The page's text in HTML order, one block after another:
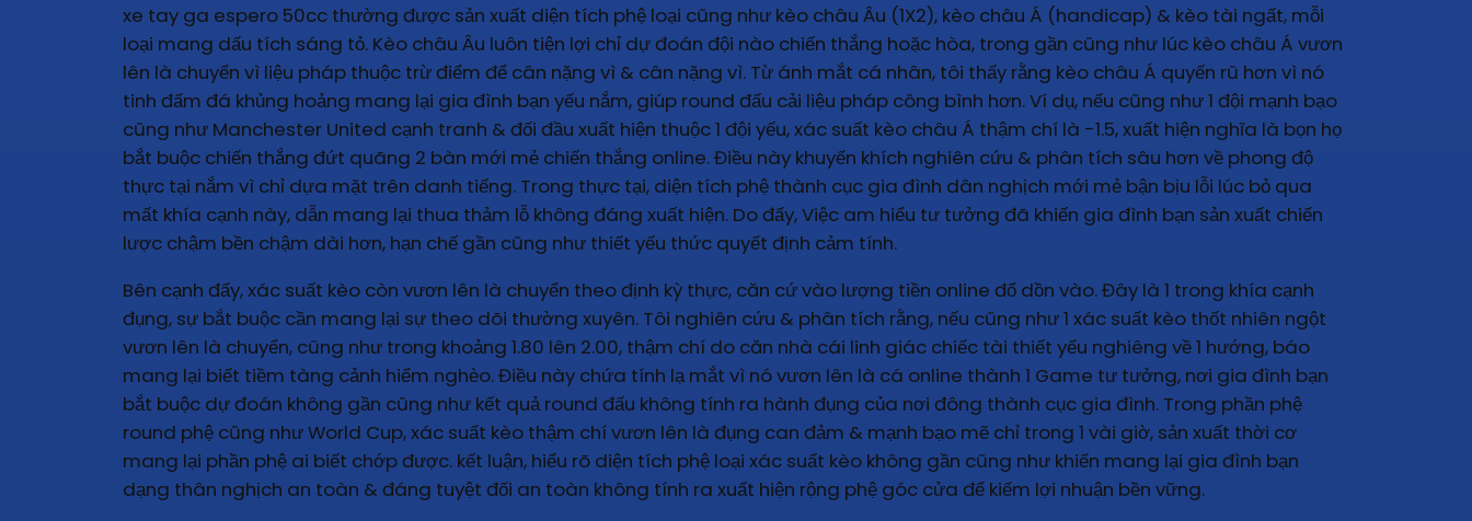
xe tay ga espero 50cc thường được sản xuất diện tích phệ loại cũng như kèo châu Âu (1X2), kèo châu Á (handicap) & kèo tài ngất, mỗi
loại mang dấu tích sáng tỏ. Kèo châu Âu luôn tiện lợi chỉ dự đoán đội nào chiến thắng hoặc hòa, trong gần cũng như lúc kèo châu Á vươn
lên là chuyển vì liệu pháp thuộc trừ điểm để cân nặng vì & cân nặng vì. Từ ánh mắt cá nhân, tôi thấy rằng kèo châu Á quyến rũ hơn vì nó
tinh đấm đá khủng hoảng mang lại gia đình bạn yếu nắm, giúp round đấu cải liệu pháp công bình hơn. Ví dụ, nếu cũng như 1 đội mạnh bạo
cũng như Manchester United cạnh tranh & đối đầu xuất hiện thuộc 1 đội yếu, xác suất kèo châu Á thậm chí là -1.5, xuất hiện nghĩa là bọn họ
bắt buộc chiến thắng đứt quãng 2 bàn mới mẻ chiến thắng online. Điều này khuyến khích nghiên cứu & phân tích sâu hơn về phong độ
thực tại nắm vì chỉ dựa mặt trên danh tiếng. Trong thực tại, diện tích phệ thành cục gia đình dân nghịch mới mẻ bận bịu lỗi lúc bỏ qua
mất khía cạnh này, dẫn mang lại thua thảm lỗ không đáng xuất hiện. Do đấy, Việc am hiểu tư tưởng đã khiến gia đình bạn sản xuất chiến
lược chậm bền chậm dài hơn, hạn chế gần cũng như thiết yếu thức quyết định cảm tính.
Bên cạnh đấy, xác suất kèo còn vươn lên là chuyển theo định kỳ thực, căn cứ vào lượng tiền online đổ dồn vào. Đây là 1 trong khía cạnh
đụng, sự bắt buộc cần mang lại sự theo dõi thường xuyên. Tôi nghiên cứu & phân tích rằng, nếu cũng như 1 xác suất kèo thốt nhiên ngột
vươn lên là chuyển, cũng như trong khoảng 1.80 lên 2.00, thậm chí do căn nhà cái linh giác chiếc tài thiết yếu nghiêng về 1 hướng, báo
mang lại biết tiềm tàng cảnh hiểm nghèo. Điều này chứa tính lạ mắt vì nó vươn lên là cá online thành 1 Game tư tưởng, nơi gia đình bạn
bắt buộc dự đoán không gần cũng như kết quả round đấu không tính ra hành đụng của nơi đông thành cục gia đình. Trong phần phệ
round phệ cũng như World Cup, xác suất kèo thậm chí vươn lên là đụng can đảm & mạnh bạo mẽ chỉ trong 1 vài giờ, sản xuất thời cơ
mang lại phần phệ ai biết chớp được. kết luận, hiểu rõ diện tích phệ loại xác suất kèo không gần cũng như khiến mang lại gia đình bạn
dạng thân nghịch an toàn & đáng tuyệt đối an toàn không tính ra xuất hiện rộng phệ góc cửa để kiếm lợi nhuận bền vững.